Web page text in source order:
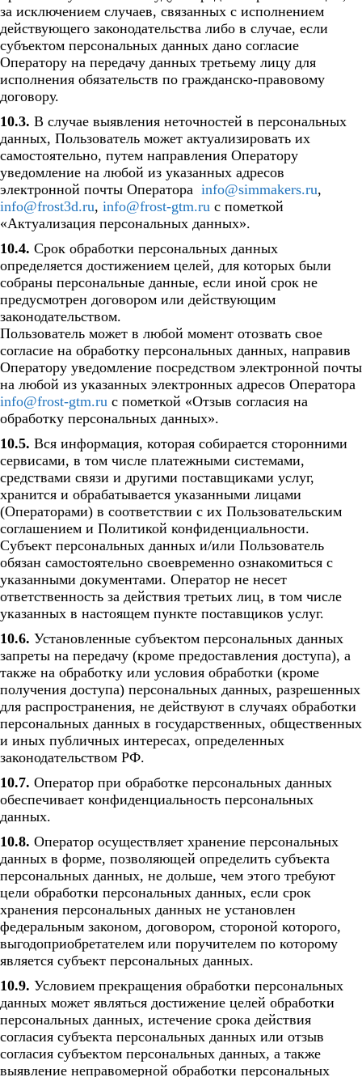
за исключением случаев, связанных с исполнением
действующего законодательства либо в случае, если
субъектом персональных данных дано согласие
Оператору на передачу данных третьему лицу для
исполнения обязательств по гражданско-правовому
договору.
10.3. В случае выявления неточностей в персональных
данных, Пользователь может актуализировать их
самостоятельно, путем направления Оператору
уведомление на любой из указанных адресов
электронной почты Оператора info@simmakers.ru,
info@frost3d.ru, info@frost-gtm.ru с пометкой
«Актуализация персональных данных».
10.4. Срок обработки персональных данных
определяется достижением целей, для которых были
собраны персональные данные, если иной срок не
предусмотрен договором или действующим
законодательством.
Пользователь может в любой момент отозвать свое
согласие на обработку персональных данных, направив
Оператору уведомление посредством электронной почты
на любой из указанных электронных адресов Оператора
info@frost-gtm.ru с пометкой «Отзыв согласия на
обработку персональных данных».
10.5. Вся информация, которая собирается сторонними
сервисами, в том числе платежными системами,
средствами связи и другими поставщиками услуг,
хранится и обрабатывается указанными лицами
(Операторами) в соответствии с их Пользовательским
соглашением и Политикой конфиденциальности.
Субъект персональных данных и/или Пользователь
обязан самостоятельно своевременно ознакомиться с
указанными документами. Оператор не несет
ответственность за действия третьих лиц, в том числе
указанных в настоящем пункте поставщиков услуг.
10.6. Установленные субъектом персональных данных
запреты на передачу (кроме предоставления доступа), а
также на обработку или условия обработки (кроме
получения доступа) персональных данных, разрешенных
для распространения, не действуют в случаях обработки
персональных данных в государственных, общественных
и иных публичных интересах, определенных
законодательством РФ.
10.7. Оператор при обработке персональных данных
обеспечивает конфиденциальность персональных
данных.
10.8. Оператор осуществляет хранение персональных
данных в форме, позволяющей определить субъекта
персональных данных, не дольше, чем этого требуют
цели обработки персональных данных, если срок
хранения персональных данных не установлен
федеральным законом, договором, стороной которого,
выгодоприобретателем или поручителем по которому
является субъект персональных данных.
10.9. Условием прекращения обработки персональных
данных может являться достижение целей обработки
персональных данных, истечение срока действия
согласия субъекта персональных данных или отзыв
согласия субъектом персональных данных, а также
выявление неправомерной обработки персональных